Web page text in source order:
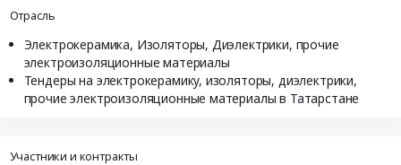
Отрасль
Электрокерамика, Изоляторы, Диэлектрики, прочие
электроизоляционные материалы
Тендеры на электрокерамику, изоляторы, диэлектрики,
прочие электроизоляционные материалы в Татарстане
Участники и контракты